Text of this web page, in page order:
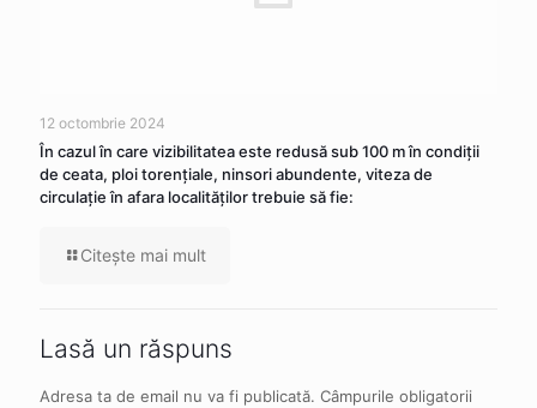
12 octombrie 2024
În cazul în care vizibilitatea este redusă sub 100 m în condiţii
de ceata, ploi torenţiale, ninsori abundente, viteza de
circulaţie în afara localităţilor trebuie să fie:
Citeşte mai mult
Lasă un răspuns
Adresa ta de email nu va fi publicată. Câmpurile obligatorii